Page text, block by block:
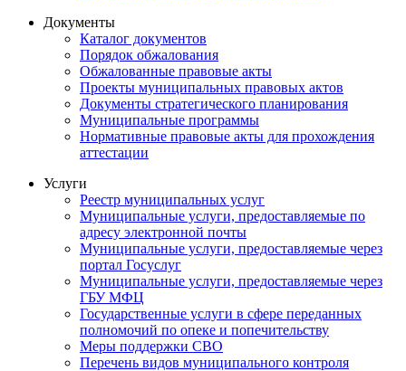
Документы
Каталог документов
Порядок обжалования
Обжалованные правовые акты
Проекты муниципальных правовых актов
Документы стратегического планирования
Муниципальные программы
Нормативные правовые акты для прохождения
аттестации
Услуги
Реестр муниципальных услуг
Муниципальные услуги, предоставляемые по
адресу электронной почты
Муниципальные услуги, предоставляемые через
портал Госуслуг
Муниципальные услуги, предоставляемые через
ГБУ МФЦ
Государственные услуги в сфере переданных
полномочий по опеке и попечительству
Меры поддержки СВО
Перечень видов муниципального контроля